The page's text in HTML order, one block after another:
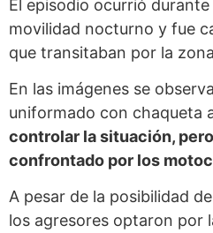
El episodio ocurrió
movilidad nocturno y fue
que transitaban por la
En las imágenes se
uniformado con chaqueta
controlar la situación,
confrontado por los
A pesar de la posibilidad
los agresores optaron por